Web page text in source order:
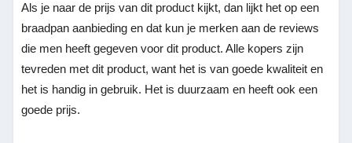
Als je naar de prijs van dit product kijkt, dan lijkt het op een
braadpan aanbieding en dat kun je merken aan de reviews
die men heeft gegeven voor dit product. Alle kopers zijn
tevreden met dit product, want het is van goede kwaliteit en
het is handig in gebruik. Het is duurzaam en heeft ook een
goede prijs.